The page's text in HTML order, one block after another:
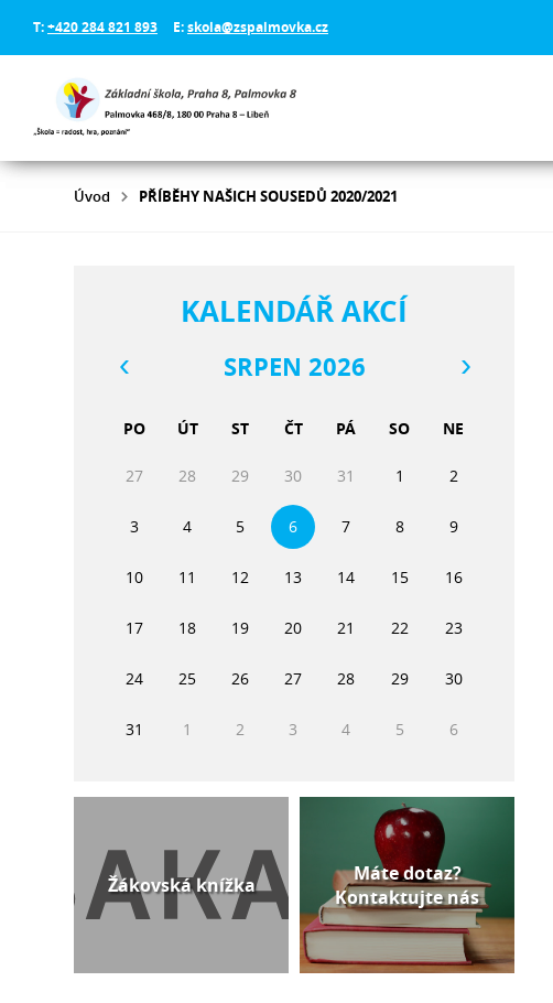
T:+420 284 821 893 E:skola@zspalmovka.cz
Úvod PŘÍBĚHY NAŠICH SOUSEDŮ 2020/2021
KALENDÁŘ AKCÍ
SRPEN 2026
PO ÚT ST ČT PÁ SO NE
27 28 29 30 31 1 2
3 4 5 6 7 8 9
10 11 12 13 14 15 16
17 18 19 20 21 22 23
24 25 26 27 28 29 30
31 1 2 3 4 5 6
Žákovská knížka
Máte dotaz?
Kontaktujte nás